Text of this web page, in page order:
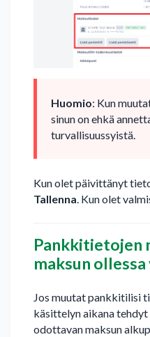
Huomio: Kun
sinun on ehkä
turvallisuussyistä.
Kun olet päivittänyt
Tallenna. Kun olet
Pankkitietojen
maksun
Jos muutat pankkitilisi
käsittelyn aikana
odottavan maksun